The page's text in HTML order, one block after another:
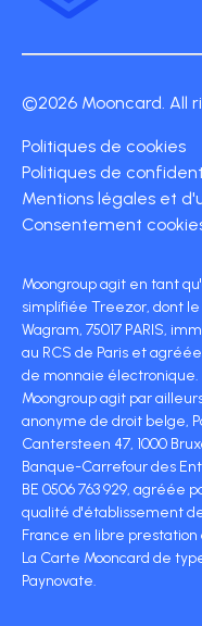
©2026 Mooncard. All
Politiques de cookies
Politiques de
Mentions légales et
Consentement
Moongroup agit en tant
simplifiée Treezor, dont
Wagram, 75017 PARIS,
au RCS de Paris et
de monnaie électronique.
Moongroup agit par
anonyme de droit belge,
Cantersteen 47, 1000
Banque-Carrefour des
BE 0506 763 929, agréée
qualité d'établissement
France en libre prestation
La Carte Mooncard de
Paynovate.